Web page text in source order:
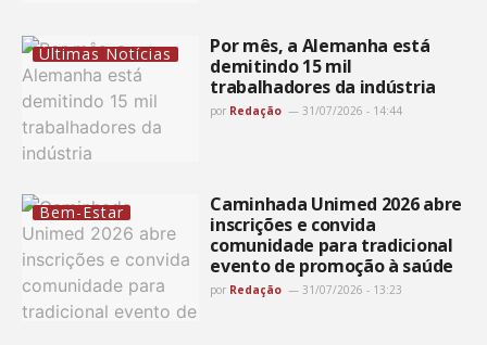
Últimas Notícias
Por mês, a Alemanha está
demitindo 15 mil
trabalhadores da indústria
por Redação 31/07/2026 - 14:44
Bem-Estar
Caminhada Unimed 2026 abre
inscrições e convida
comunidade para tradicional
evento de promoção à saúde
por Redação 31/07/2026 - 13:23